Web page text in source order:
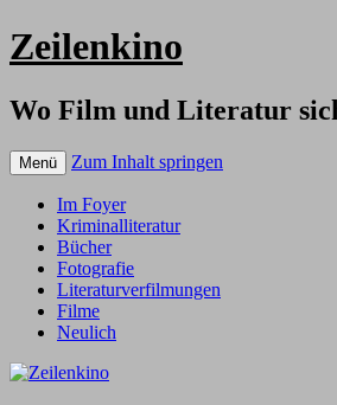
Zeilenkino
Wo Film und Literatur
Menü Zum Inhalt springen
Im Foyer
Kriminalliteratur
Bücher
Fotografie
Literaturverfilmungen
Filme
Neulich